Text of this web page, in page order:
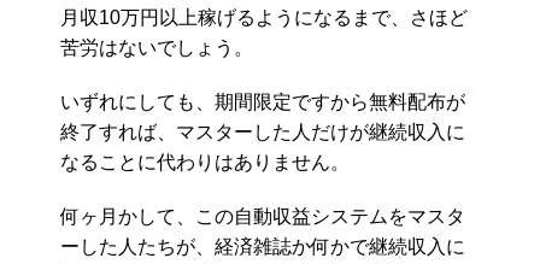
月収10万円以上稼げるようになるまで、さほど
苦労はないでしょう。
いずれにしても、期間限定ですから無料配布が
終了すれば、マスターした人だけが継続収入に
なることに代わりはありません。
何ヶ月かして、この自動収益システムをマスタ
ーした人たちが、経済雑誌か何かで継続収入に